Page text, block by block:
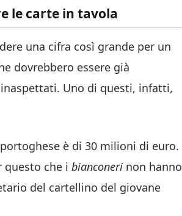
le carte in tavola
una cifra così grande per un
dovrebbero essere già
Uno di questi, infatti,
è di 30 milioni di euro.
questo che i bianconeri non hanno
del cartellino del giovane